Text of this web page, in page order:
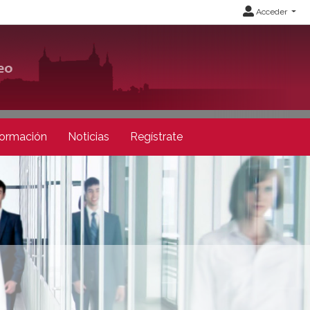
Acceder
Noticias Regístrate